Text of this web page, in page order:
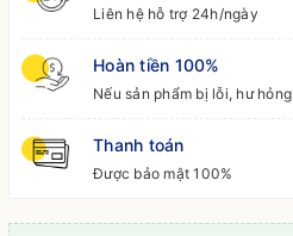
Liên hệ hỗ trợ 24h/ngày
Hoàn tiền 100%
Nếu sản phẩm bị lỗi, hư hỏng
Thanh toán
Được bảo mật 100%